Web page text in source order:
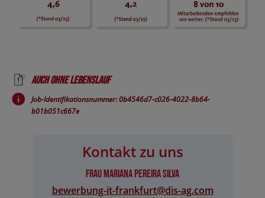
Auch ohne Lebenslauf
Job-Identifikationsnummer: 0b4546d7-c026-4022-8b64-
b01b051c667e
Kontakt zu uns
Frau Mariana Pereira Silva
bewerbung-it-frankfurt@​dis-ag.com